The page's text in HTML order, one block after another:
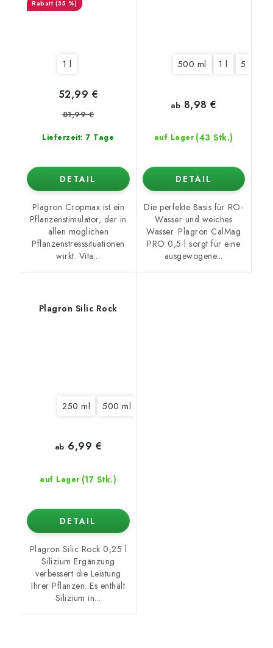
(35 %)
1 l
Lieferzeit: 7 Tage
52,99 €
81,99 €
DETAIL
Plagron Cropmax ist ein
Pflanzenstimulator, der in
allen möglichen
Pflanzenstresssituationen
wirkt. Vita...
500 ml 1 l 5 l
auf Lager (43 Stk.)
ab 8,98 €
DETAIL
Die perfekte Basis für RO-
Wasser und weiches
Wasser. Plagron CalMag
PRO 0,5 l sorgt für eine
ausgewogene...
Plagron Silic Rock
250 ml 500 ml
auf Lager (17 Stk.)
ab 6,99 €
DETAIL
Plagron Silic Rock 0,25 l
Silizium Ergänzung
verbessert die Leistung
Ihrer Pflanzen. Es enthält
Silizium in...